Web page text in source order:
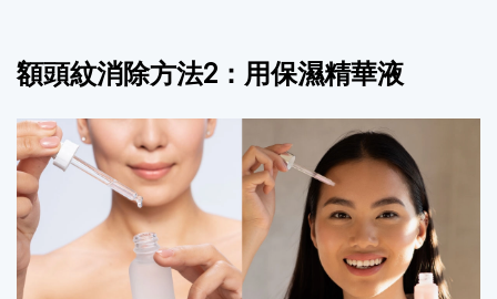
額頭紋消除方法2：用保濕精華液